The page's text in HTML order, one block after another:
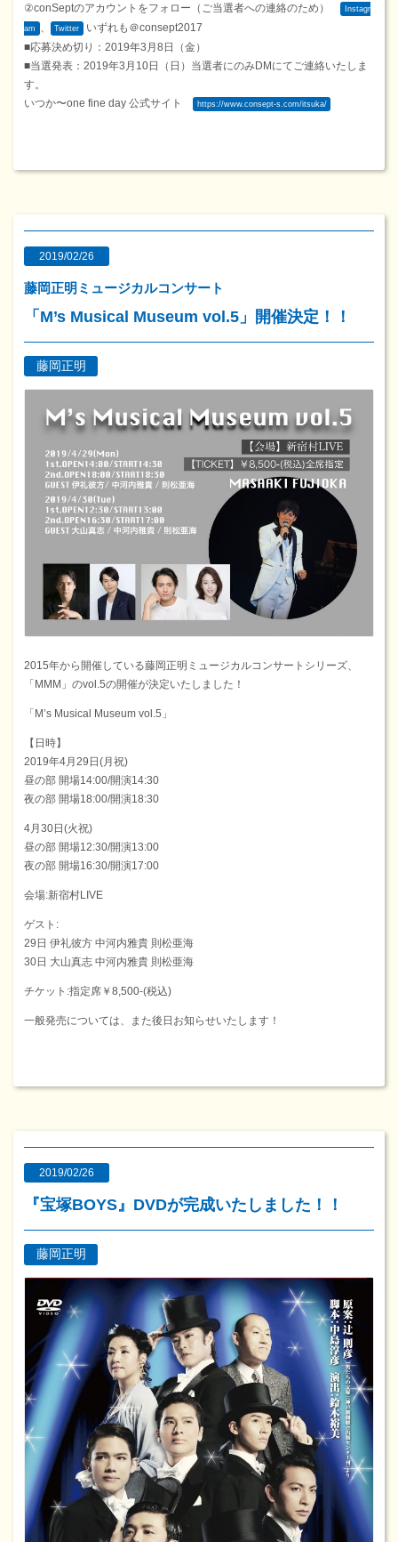
②conSeptのアカウントをフォロー（ご当選者への連絡のため）
Instagr
am 、 Twitter
いずれも＠consept2017
■応募決め切り：2019年3月8日（金）
■当選発表：2019年3月10日（日）当選者にのみDMにてご連絡いたしま
す。
いつか〜one fine day 公式サイト
https://www.consept-s.com/itsuka/
2019/02/26
藤岡正明ミュージカルコンサート
「M’s Musical Museum vol.5」開催決定！！
藤岡正明
2015年から開催している藤岡正明ミュージカルコンサートシリーズ、
「MMM」のvol.5の開催が決定いたしました！
「M’s Musical Museum vol.5」
【日時】
2019年4月29日(月祝)
昼の部 開場14:00/開演14:30
夜の部 開場18:00/開演18:30
4月30日(火祝)
昼の部 開場12:30/開演13:00
夜の部 開場16:30/開演17:00
会場:新宿村LIVE
ゲスト:
29日 伊礼彼方 中河内雅貴 則松亜海
30日 大山真志 中河内雅貴 則松亜海
チケット:指定席￥8,500-(税込)
一般発売については、また後日お知らせいたします！
2019/02/26
『宝塚BOYS』DVDが完成いたしました！！
藤岡正明